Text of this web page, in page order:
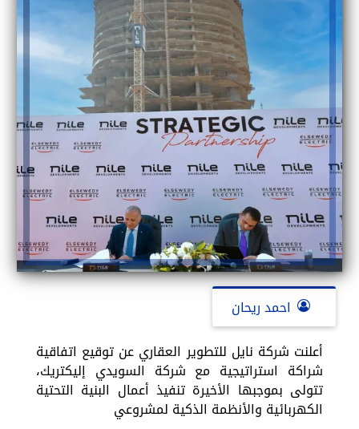
احمد ريحان
أعلنت شركة نايل للتطوير العقاري عن توقيع اتفاقية
شراكة استراتيجية مع شركة السويدي إليكتريك،
تتولى بموجبها الأخيرة تنفيذ أعمال البنية التحتية
الكهربائية والأنظمة الذكية لمشروعي